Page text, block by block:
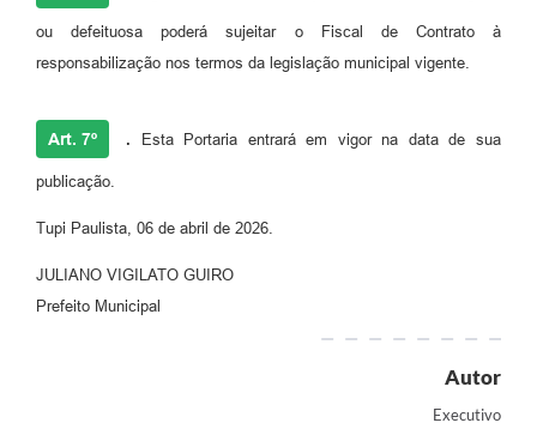
ou defeituosa poderá sujeitar o Fiscal de Contrato à
responsabilização nos termos da legislação municipal vigente.
Art. 7º . Esta Portaria entrará em vigor na data de sua
publicação.
Tupi Paulista, 06 de abril de 2026.
JULIANO VIGILATO GUIRO
Prefeito Municipal
Autor
Executivo